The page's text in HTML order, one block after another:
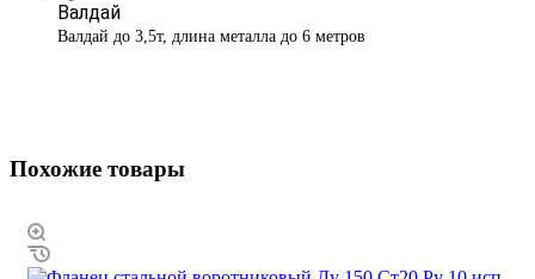
Валдай
Валдай до 3,5т, длина металла до 6 метров
Похожие товары